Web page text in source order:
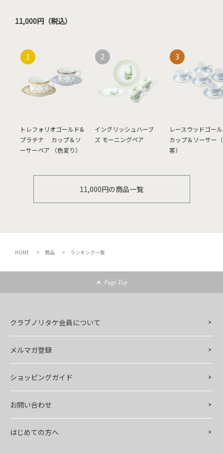
11,000円（税込）
トレフォリオゴールド&
プラチナ カップ＆ソ
ーサーペア （色変り）
イングリッシュハーブ
ズ モーニングペア
レースウッドゴー
カップ＆ソーサー
客）
11,000円の商品一覧
HOME 商品 ランキング一覧
Page Top
クラブノリタケ会員について
メルマガ登録
ショッピングガイド
お問い合わせ
はじめての方へ